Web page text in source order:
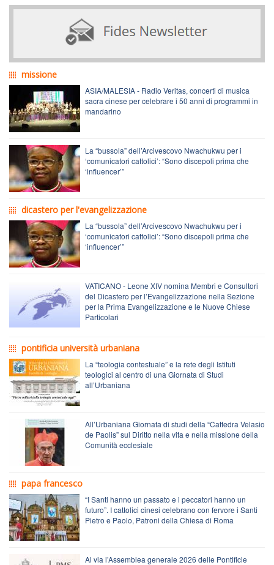
missione
ASIA/MALESIA - Radio Veritas, concerti di musica
sacra cinese per celebrare i 50 anni di programmi in
mandarino
La “bussola” dell’Arcivescovo Nwachukwu per i
‘comunicatori cattolici’: “Sono discepoli prima che
‘influencer’”
dicastero per l'evangelizzazione
La “bussola” dell’Arcivescovo Nwachukwu per i
‘comunicatori cattolici’: “Sono discepoli prima che
‘influencer’”
VATICANO - Leone XIV nomina Membri e Consultori
del Dicastero per l’Evangelizzazione nella Sezione
per la Prima Evangelizzazione e le Nuove Chiese
Particolari
pontificia università urbaniana
La “teologia contestuale” e la rete degli Istituti
teologici al centro di una Giornata di Studi
all’Urbaniana
All’Urbaniana Giornata di studi della “Cattedra Velasio
de Paolis” sul Diritto nella vita e nella missione della
Comunità ecclesiale
papa francesco
“I Santi hanno un passato e i peccatori hanno un
futuro”. I cattolici cinesi celebrano con fervore i Santi
Pietro e Paolo, Patroni della Chiesa di Roma
Al via l’Assemblea generale 2026 delle Pontificie